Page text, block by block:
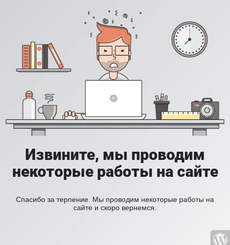
Извините, мы проводим
некоторые работы на сайте
Спасибо за терпение. Мы проводим некоторые работы на
сайте и скоро вернемся.